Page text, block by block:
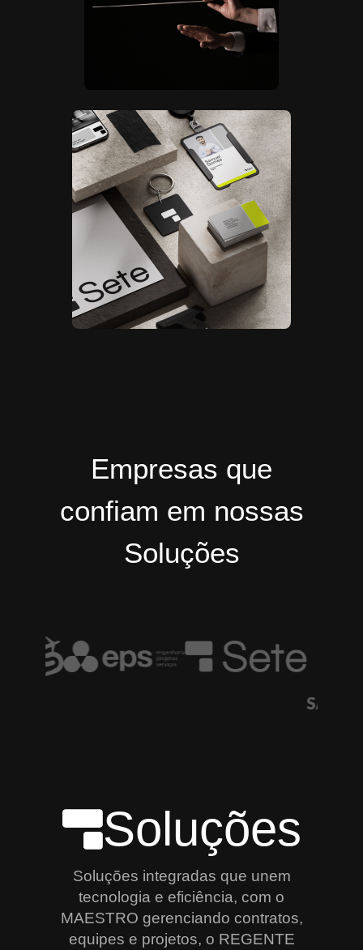
Empresas que
confiam em nossas
Soluções
Soluções
Soluções integradas que unem
tecnologia e eficiência, com o
MAESTRO gerenciando contratos,
equipes e projetos, o REGENTE